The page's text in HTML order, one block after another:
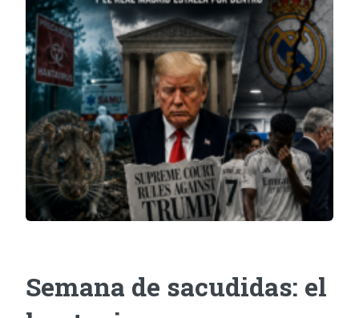
Semana de sacudidas: el